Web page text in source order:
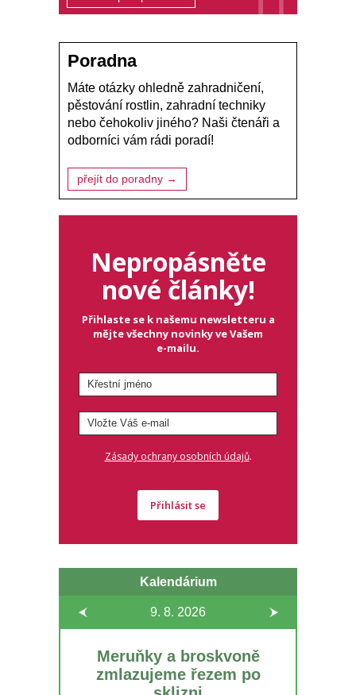
Poradna
Máte otázky ohledně zahradničení,
pěstování rostlin, zahradní techniky
nebo čehokoliv jiného? Naši čtenáři a
odborníci vám rádi poradí!
přejít do poradny →
Nepropásněte
nové články!
Přihlaste se k našemu newsletteru a
mějte všechny novinky ve Vašem
e-mailu.
Zásady ochrany osobních údajů.
Přihlásit se
Kalendárium
9. 8. 2026
Meruňky a broskvoně
zmlazujeme řezem po